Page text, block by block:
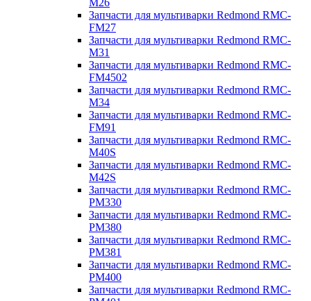
M26
Запчасти для мультиварки Redmond RMC-
FM27
Запчасти для мультиварки Redmond RMC-
M31
Запчасти для мультиварки Redmond RMC-
FM4502
Запчасти для мультиварки Redmond RMC-
M34
Запчасти для мультиварки Redmond RMC-
FM91
Запчасти для мультиварки Redmond RMC-
M40S
Запчасти для мультиварки Redmond RMC-
M42S
Запчасти для мультиварки Redmond RMC-
PM330
Запчасти для мультиварки Redmond RMC-
PM380
Запчасти для мультиварки Redmond RMC-
PM381
Запчасти для мультиварки Redmond RMC-
PM400
Запчасти для мультиварки Redmond RMC-